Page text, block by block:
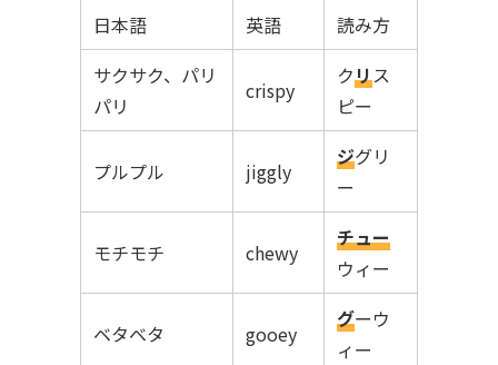
日本語 英語
読み方
サクサク、パリ
パリ
crispy
クリス
ピー
プルプル jiggly
ジグリ
ー
モチモチ chewy
チュー
ウィー
ベタベタ gooey
グーウ
ィー